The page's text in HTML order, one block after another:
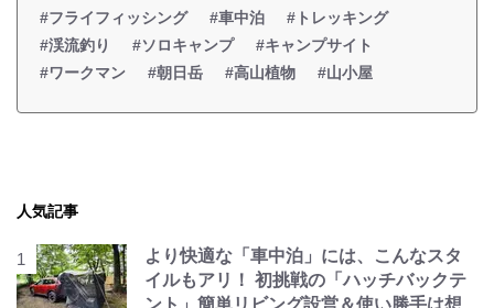
#フライフィッシング #車中泊
#トレッキング
#渓流釣り
#ソロキャンプ
#キャンプサイト
#ワークマン
#朝日岳 #高山植物 #山小屋
人気記事
より快適な「車中泊」には、こんなスタ
イルもアリ！ 初挑戦の「ハッチバックテ
ント」簡単リビング設営＆使い勝手は想